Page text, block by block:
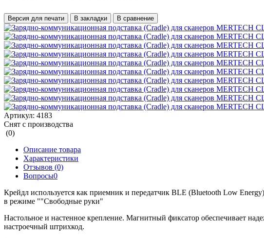
Версия для печати В закладки В сравнение
Артикул: 4183
Снят с производства
(0)
Описание товара
Характеристики
Отзывов (0)
Вопросы0
Крейдл используется как приемник и передатчик BLE (Bluetooth Low
в режиме ""Свободные руки"
Настольное и настенное крепление. Магнитный фиксатор обеспечивает
настроечный штрихкод.